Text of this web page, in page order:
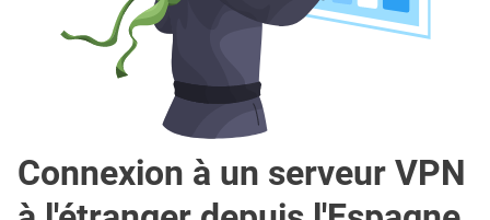
Connexion à un serveur VPN